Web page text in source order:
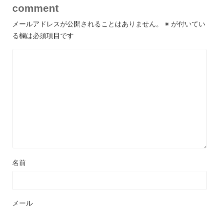
comment
メールアドレスが公開されることはありません。 ※ が付いてい
る欄は必須項目です
名前
メール